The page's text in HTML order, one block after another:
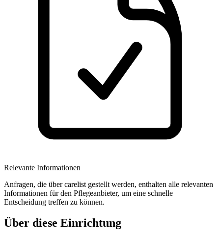
Relevante Informationen
Anfragen, die über carelist gestellt werden, enthalten alle relevanten
Informationen für den Pflegeanbieter, um eine schnelle
Entscheidung treffen zu können.
Über diese Einrichtung